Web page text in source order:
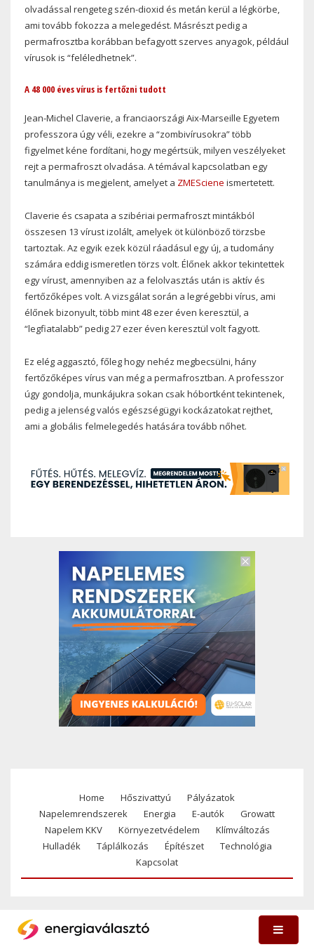
olvadással rengeteg szén-dioxid és metán kerül a légkörbe,
ami tovább fokozza a melegedést. Másrészt pedig a
permafrosztba korábban befagyott szerves anyagok, például
vírusok is “feléledhetnek”.
A 48 000 éves vírus is fertőzni tudott
Jean-Michel Claverie, a franciaországi Aix-Marseille Egyetem
professzora úgy véli, ezekre a “zombivírusokra” több
figyelmet kéne fordítani, hogy megértsük, milyen veszélyeket
rejt a permafroszt olvadása. A témával kapcsolatban egy
tanulmánya is megjelent, amelyet a ZMESciene ismertetett.
Claverie és csapata a szibériai permafroszt mintákból
összesen 13 vírust izolált, amelyek öt különböző törzsbe
tartoztak. Az egyik ezek közül ráadásul egy új, a tudomány
számára eddig ismeretlen törzs volt. Élőnek akkor tekintettek
egy vírust, amennyiben az a felolvasztás után is aktív és
fertőzőképes volt. A vizsgálat során a legrégebbi vírus, ami
élőnek bizonyult, több mint 48 ezer éven keresztül, a
“legfiatalabb” pedig 27 ezer éven keresztül volt fagyott.
Ez elég aggasztó, főleg hogy nehéz megbecsülni, hány
fertőzőképes vírus van még a permafrosztban. A professzor
úgy gondolja, munkájukra sokan csak hóbortként tekintenek,
pedig a jelenség valós egészségügyi kockázatokat rejthet,
ami a globális felmelegedés hatására tovább nőhet.
Footer
menu
Home Hőszivattyú
Pályázatok
Napelemrendszerek
Energia E-autók
Growatt
Napelem KKV
Környezetvédelem
Klímváltozás
Hulladék
Táplálkozás Építészet
Technológia
Kapcsolat